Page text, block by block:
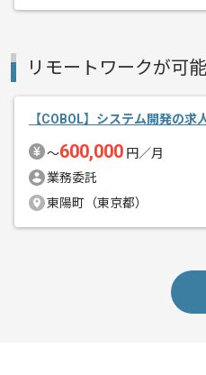
リモートワークが可
【COBOL】システム開発の求
〜600,000 円／月
業務委託
東陽町（東京都）